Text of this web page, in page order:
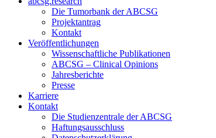
Die Tumorbank der ABCSG
Projektantrag
Kontakt
Veröffentlichungen
Wissenschaftliche Publikationen
ABCSG – Clinical Opinions
Jahresberichte
Presse
Karriere
Kontakt
Die Studienzentrale der ABCSG
Haftungsausschluss